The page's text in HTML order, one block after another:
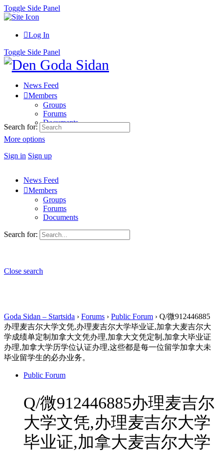
Toggle Side Panel
Log In
Toggle Side Panel
News Feed
Members
Groups
Forums
Documents
More options
Sign in Sign up
Search for:
News Feed
Members
Groups
Forums
Documents
Search for:
Close search
Goda Sidan – Startsida › Forums › Public Forum › Q/微912446885
办理麦吉尔大学文凭,办理麦吉尔大学毕业证,加拿大麦吉尔大
学成绩单定制加拿大文凭办理,加拿大文凭定制,加拿大毕业证
办理,加拿大学历学位认证办理,这些都是每一位留学加拿大未
毕业留学生的必办业务。
Public Forum
Q/微912446885办理麦吉尔
大学文凭,办理麦吉尔大学
毕业证,加拿大麦吉尔大学